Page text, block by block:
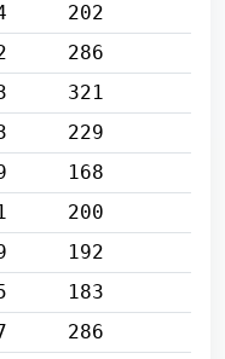
202
286
321
229
168
200
192
183
286